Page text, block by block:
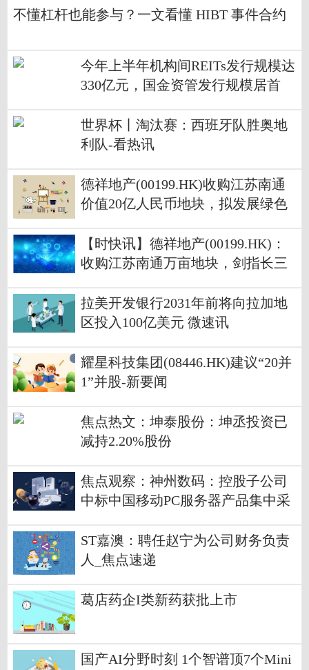
不懂杠杆也能参与？一文看懂 HIBT 事件合约
今年上半年机构间REITs发行规模达
330亿元，国金资管发行规模居首
世界杯丨淘汰赛：西班牙队胜奥地
利队-看热讯
德祥地产(00199.HK)收购江苏南通
价值20亿人民币地块，拟发展绿色
【时快讯】德祥地产(00199.HK)：
收购江苏南通万亩地块，剑指长三
拉美开发银行2031年前将向拉加地
区投入100亿美元 微速讯
耀星科技集团(08446.HK)建议“20并
1”并股-新要闻
焦点热文：坤泰股份：坤丞投资已
减持2.20%股份
焦点观察：神州数码：控股子公司
中标中国移动PC服务器产品集中采
ST嘉澳：聘任赵宁为公司财务负责
人_焦点速递
葛店药企I类新药获批上市
国产AI分野时刻 1个智谱顶7个Mini